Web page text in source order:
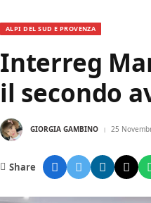
ALPI DEL SUD E PROVENZA
Interreg
il secondo
GIORGIA GAMBINO 25
Share